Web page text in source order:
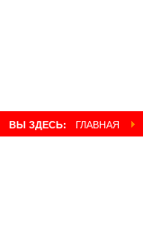
ВЫ ЗДЕСЬ: ГЛАВНАЯ